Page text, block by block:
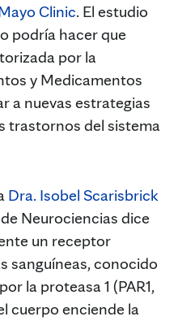
Clinic. El estudio
podría hacer que
por la
y Medicamentos
a nuevas estrategias
trastornos del sistema
Dra. Isobel Scarisbrick
Neurociencias dice
un receptor
sanguíneas, conocido
la proteasa 1 (PAR1,
cuerpo enciende la